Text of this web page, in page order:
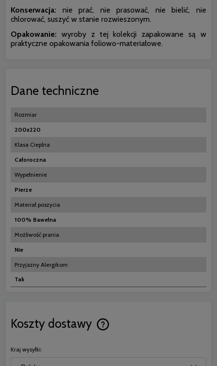
Konserwacja: nie prać, nie prasować, nie bielić, nie
chlorować, suszyć w stanie rozwieszonym.
Opakowanie: wyroby z tej kolekcji zapakowane są w
praktyczne opakowania foliowo-materiałowe.
Dane techniczne
Rozmiar
200x220
Klasa Cieplna
Całoroczna
Wypełnienie
Pierze
Materiał poszycia
100% Bawełna
Możliwość prania
Nie
Przyjazny Alergikom
Tak
Koszty dostawy
Cena nie zawiera ewentualnych
Kraj wysyłki: